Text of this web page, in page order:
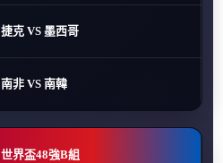
捷克 VS 墨西哥
南非 VS 南韓
世界盃48強B組